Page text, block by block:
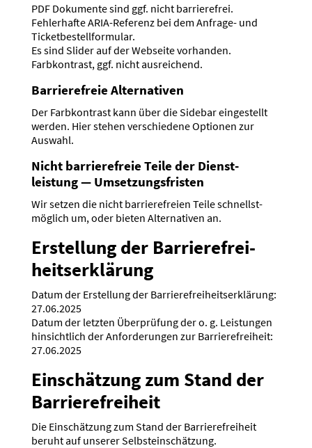
PDF Dokumente sind ggf. nicht barrie­refrei.
Fehler­hafte ARIA-Referenz bei dem Anfrage- und
Ticket­be­stell­for­mular.
Es sind Slider auf der Webseite vorhanden.
Farbkon­trast, ggf. nicht ausrei­chend.
Barrie­re­freie Alter­na­tiven
Der Farbkon­trast kann über die Sidebar einge­stellt
werden. Hier stehen verschiedene Optionen zur
Auswahl.
Nicht barrie­re­freie Teile der Dienst­
leistung — Umset­zungs­fristen
Wir setzen die nicht barrie­re­freien Teile schnellst­
möglich um, oder bieten Alter­na­tiven an.
Erstellung der Barrie­re­frei­
heits­er­klärung
Datum der Erstellung der Barrie­re­frei­heits­er­klärung:
27.06.2025
Datum der letzten Überprüfung der o. g. Leistungen
hinsichtlich der Anfor­de­rungen zur Barrie­re­freiheit:
27.06.2025
Einschätzung zum Stand der
Barrie­re­freiheit
Die Einschätzung zum Stand der Barrie­re­freiheit
beruht auf unserer Selbst­ein­schätzung.